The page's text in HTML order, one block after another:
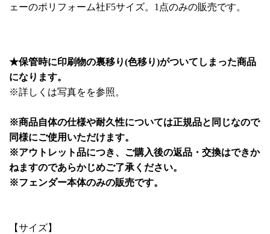
ェーのポリフォーム社F5サイズ。1点のみの販売です。
★保管時に印刷物の裏移り(色移り)がついてしまった商品
になります。
※詳しくは写真をを参照。
※商品自体の仕様や耐久性については正規品と同じなので
同様にご使用いただけます。
※アウトレット品につき、ご購入後の返品・交換はできか
ねますのであらかじめご了承ください。
※フェンダー本体のみの販売です。
【サイズ】